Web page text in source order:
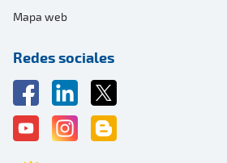
Mapa web
Redes sociales